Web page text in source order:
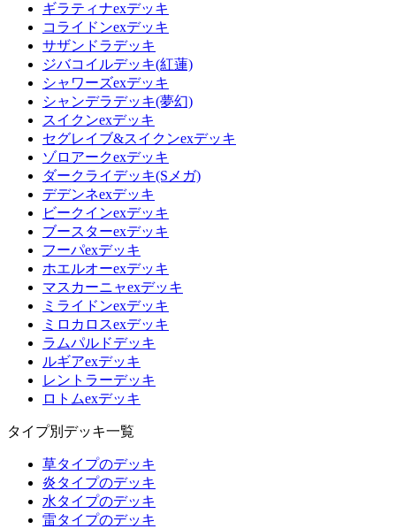
ギラティナexデッキ
コライドンexデッキ
サザンドラデッキ
ジバコイルデッキ(紅蓮)
シャワーズexデッキ
シャンデラデッキ(夢幻)
スイクンexデッキ
セグレイブ&スイクンexデッキ
ゾロアークexデッキ
ダークライデッキ(Sメガ)
デデンネexデッキ
ビークインexデッキ
ブースターexデッキ
フーパexデッキ
ホエルオーexデッキ
マスカーニャexデッキ
ミライドンexデッキ
ミロカロスexデッキ
ラムパルドデッキ
ルギアexデッキ
レントラーデッキ
ロトムexデッキ
タイプ別デッキ一覧
草タイプのデッキ
炎タイプのデッキ
水タイプのデッキ
雷タイプのデッキ